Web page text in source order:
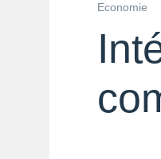
Economie